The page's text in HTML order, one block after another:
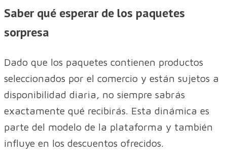
Saber qué esperar de los paquetes
sorpresa
Dado que los paquetes contienen productos
seleccionados por el comercio y están sujetos a
disponibilidad diaria, no siempre sabrás
exactamente qué recibirás. Esta dinámica es
parte del modelo de la plataforma y también
influye en los descuentos ofrecidos.